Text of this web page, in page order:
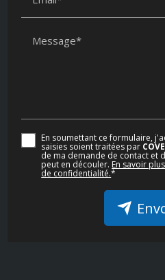
Message*
En soumettant ce formulaire,
saisies soient traitées par
de ma demande de contact et
peut en découler. En savoir
de confidentialité.*